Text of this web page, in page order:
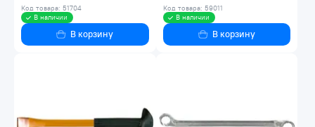
Код товара: 51704
В наличии
В корзину
Код товара: 59011
В наличии
В корзину